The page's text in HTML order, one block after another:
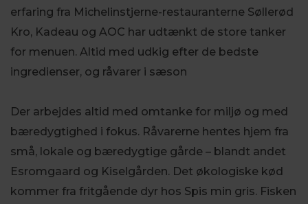
erfaring fra Michelinstjerne-restauranterne Søllerød
Kro, Kadeau og AOC har udtænkt de store tanker
for menuen. Altid med udkig efter de bedste
ingredienser, og råvarer i sæson
Der arbejdes altid med omtanke for miljø og med
bæredygtighed i fokus. Råvarerne hentes hjem fra
små, lokale og bæredygtige gårde – blandt andet
Esromgaard og Kiselgården. Det økologiske kød
kommer fra fritgående dyr hos Spis min gris. Fisken